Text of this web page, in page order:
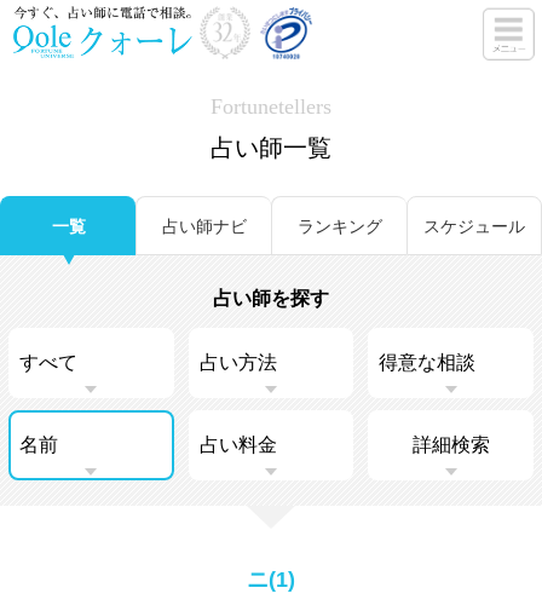
Fortunetellers
占い師一覧
一覧 占い師ナビ ランキング スケジュール
占い師を探す
詳細検索
ニ(1)